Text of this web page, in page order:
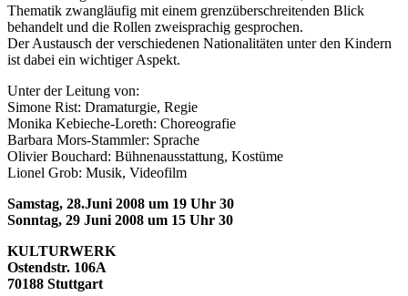
Thematik zwangläufig mit einem grenzüberschreitenden Blick
behandelt und die Rollen zweisprachig gesprochen.
Der Austausch der verschiedenen Nationalitäten unter den Kindern
ist dabei ein wichtiger Aspekt.
Unter der Leitung von:
Simone Rist: Dramaturgie, Regie
Monika Kebieche-Loreth: Choreografie
Barbara Mors-Stammler: Sprache
Olivier Bouchard: Bühnenausstattung, Kostüme
Lionel Grob: Musik, Videofilm
Samstag, 28.Juni 2008 um 19 Uhr 30
Sonntag, 29 Juni 2008 um 15 Uhr 30
KULTURWERK
Ostendstr. 106A
70188 Stuttgart